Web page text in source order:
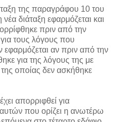
της παραγράφου 10 του
διάταξη εφαρμόζεται και
πριν από την
τους λόγους που
εφαρμόζεται αν πριν από την
για της λόγους της με
οποίας δεν ασκήθηκε
απορριφθεί για
που ορίζει η ανωτέρω